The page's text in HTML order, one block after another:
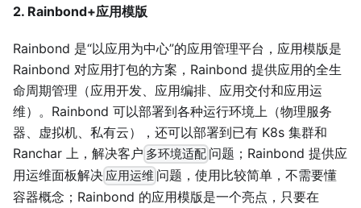
2. Rainbond+应用模版
Rainbond 是“以应用为中心”的应用管理平台，应用模版是
Rainbond 对应用打包的方案，Rainbond 提供应用的全生
命周期管理（应用开发、应用编排、应用交付和应用运
维）。Rainbond 可以部署到各种运行环境上（物理服务
器、虚拟机、私有云），还可以部署到已有 K8s 集群和
Ranchar 上，解决客户 多环境适配 问题；Rainbond 提供应
用运维面板解决 应用运维 问题，使用比较简单，不需要懂
容器概念；Rainbond 的应用模版是一个亮点，只要在